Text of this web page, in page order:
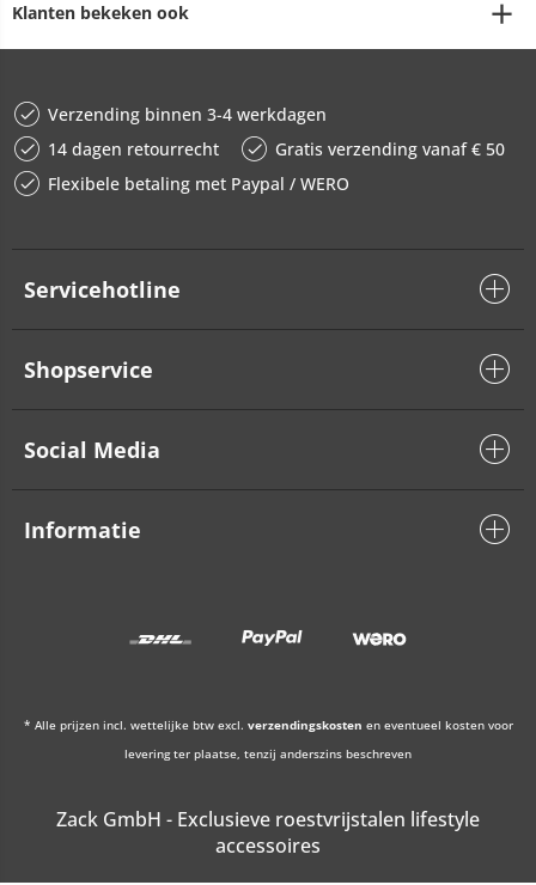
Klanten bekeken ook
Verzending binnen 3-4 werkdagen
14 dagen retourrecht
Gratis verzending vanaf € 50
Flexibele betaling met Paypal / WERO
Servicehotline
Shopservice
Social Media
Informatie
* Alle prijzen incl. wettelijke btw excl. verzendingskosten en eventueel kosten voor
levering ter plaatse, tenzij anderszins beschreven
Zack GmbH - Exclusieve roestvrijstalen lifestyle
accessoires